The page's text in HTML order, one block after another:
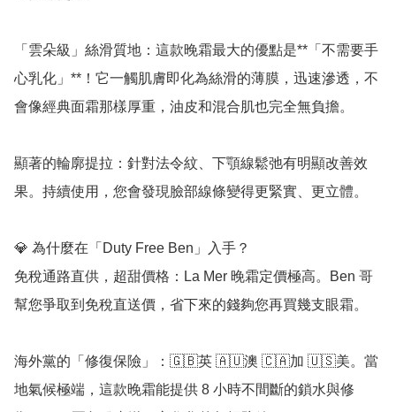
「雲朵級」絲滑質地：這款晚霜最大的優點是**「不需要手
心乳化」**！它一觸肌膚即化為絲滑的薄膜，迅速滲透，不
會像經典面霜那樣厚重，油皮和混合肌也完全無負擔。
顯著的輪廓提拉：針對法令紋、下顎線鬆弛有明顯改善效
果。持續使用，您會發現臉部線條變得更緊實、更立體。
💎 為什麼在「Duty Free Ben」入手？
免稅通路直供，超甜價格：La Mer 晚霜定價極高。Ben 哥
幫您爭取到免稅直送價，省下來的錢夠您再買幾支眼霜。
海外黨的「修復保險」：🇬🇧英 🇦🇺澳 🇨🇦加 🇺🇸美。當
地氣候極端，這款晚霜能提供 8 小時不間斷的鎖水與修